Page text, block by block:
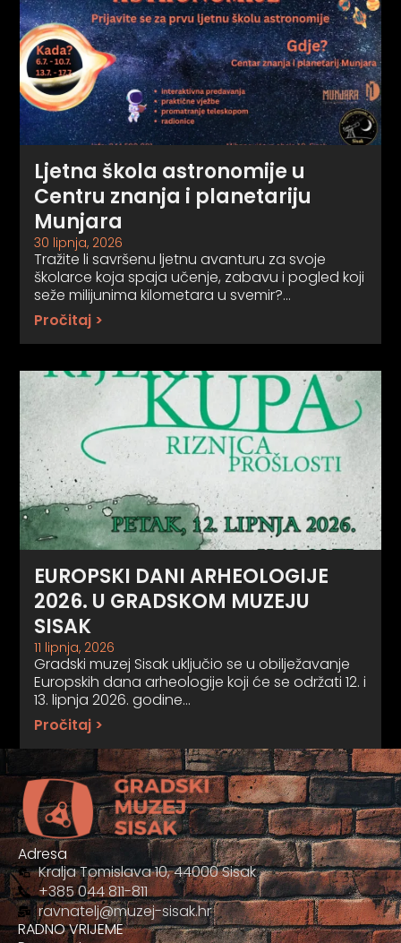
Ljetna škola astronomije u
Centru znanja i planetariju
Munjara
30 lipnja, 2026
Tražite li savršenu ljetnu avanturu za svoje
školarce koja spaja učenje, zabavu i pogled koji
seže milijunima kilometara u svemir?…
Pročitaj >
EUROPSKI DANI ARHEOLOGIJE
2026. U GRADSKOM MUZEJU
SISAK
11 lipnja, 2026
Gradski muzej Sisak uključio se u obilježavanje
Europskih dana arheologije koji će se održati 12. i
13. lipnja 2026. godine…
Pročitaj >
Adresa
Kralja Tomislava 10, 44000 Sisak
+385 044 811-811
ravnatelj@muzej-sisak.hr
RADNO VRIJEME